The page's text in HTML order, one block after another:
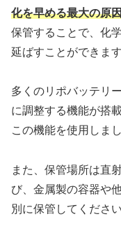
化を早める最大の原
保管することで、化
延ばすことができます
多くのリポバッテリ
に調整する機能が搭
この機能を使用しまし
また、保管場所は直
び、金属製の容器や
別に保管してください